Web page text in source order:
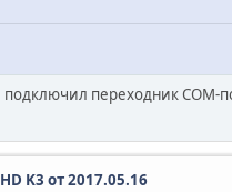
переходник СОМ-
K3 от 2017.05.16